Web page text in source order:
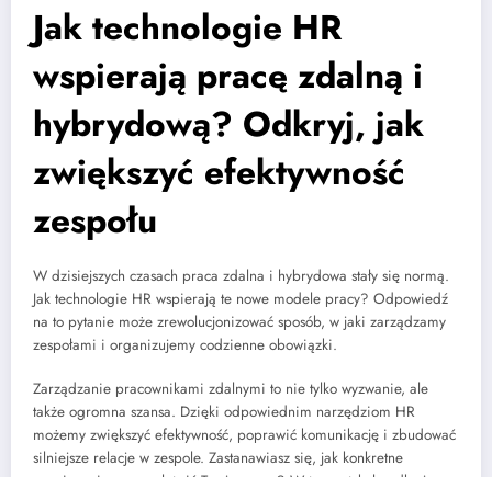
Jak technologie HR
wspierają pracę zdalną i
hybrydową? Odkryj, jak
zwiększyć efektywność
zespołu
W dzisiejszych czasach praca zdalna i hybrydowa stały się normą.
Jak technologie HR wspierają te nowe modele pracy? Odpowiedź
na to pytanie może zrewolucjonizować sposób, w jaki zarządzamy
zespołami i organizujemy codzienne obowiązki.
Zarządzanie pracownikami zdalnymi to nie tylko wyzwanie, ale
także ogromna szansa. Dzięki odpowiednim narzędziom HR
możemy zwiększyć efektywność, poprawić komunikację i zbudować
silniejsze relacje w zespole. Zastanawiasz się, jak konkretne